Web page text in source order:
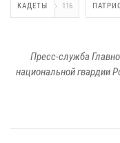
КАДЕТЫ 116
Пресс-служба
национальной гвардии